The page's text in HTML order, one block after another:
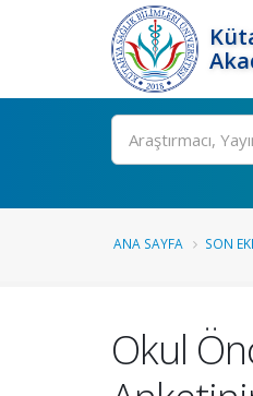
Ara
ANA SAYFA SON
Okul